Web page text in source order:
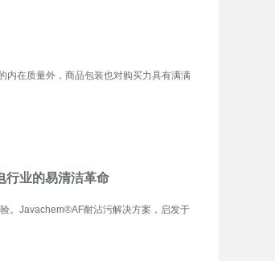
内在质量外，商品包装也对购买力具有满满
业的易清洁革命
。Javachem®AF耐沾污解决方案，启发于